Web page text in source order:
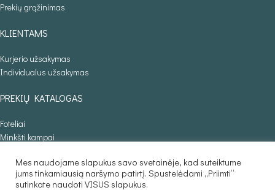
Prekių grąžinimas
KLIENTAMS
Kurjerio užsakymas
Individualus užsakymas
PREKIŲ KATALOGAS
Foteliai
Minkšti kampai
Sofos lovos
Stalai
Mes naudojame slapukus savo svetainėje, kad suteiktume
jums tinkamiausią naršymo patirtį. Spustelėdami „Priimti“
sutinkate naudoti VISUS slapukus.